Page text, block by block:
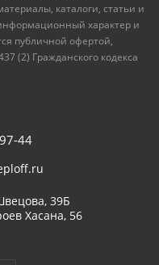
каталоги, статьи и
характер и
публичной офертой,
(2) Гражданского кодекса
44
39Б
Хасана, 56